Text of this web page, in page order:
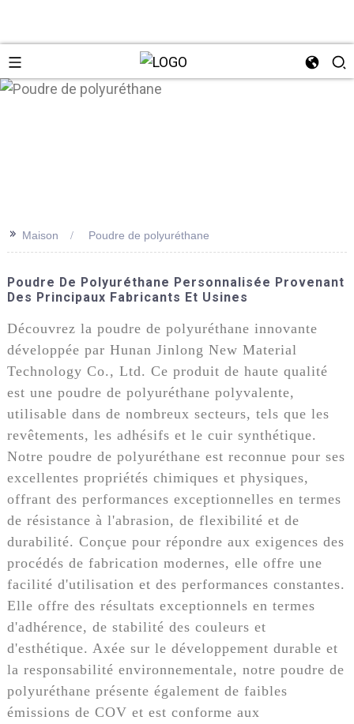
>> Maison Poudre de polyuréthane
Poudre De Polyuréthane Personnalisée Provenant
Des Principaux Fabricants Et Usines
Découvrez la poudre de polyuréthane innovante
développée par Hunan Jinlong New Material
Technology Co., Ltd. Ce produit de haute qualité
est une poudre de polyuréthane polyvalente,
utilisable dans de nombreux secteurs, tels que les
revêtements, les adhésifs et le cuir synthétique.
Notre poudre de polyuréthane est reconnue pour ses
excellentes propriétés chimiques et physiques,
offrant des performances exceptionnelles en termes
de résistance à l'abrasion, de flexibilité et de
durabilité. Conçue pour répondre aux exigences des
procédés de fabrication modernes, elle offre une
facilité d'utilisation et des performances constantes.
Elle offre des résultats exceptionnels en termes
d'adhérence, de stabilité des couleurs et
d'esthétique. Axée sur le développement durable et
la responsabilité environnementale, notre poudre de
polyuréthane présente également de faibles
émissions de COV et est conforme aux